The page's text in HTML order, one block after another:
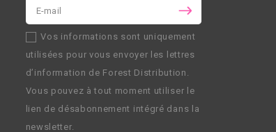
Vos informations sont uniquement
utilisées pour vous envoyer les lettres
d’information de Forest Distribution .
Vous pouvez à tout moment utiliser le
lien de désabonnement intégré dans la
newsletter.